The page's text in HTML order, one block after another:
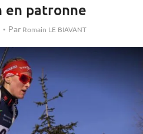
en patronne
Par Romain LE BIAVANT